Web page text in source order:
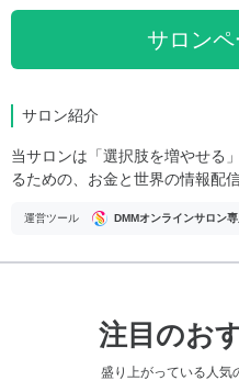
サロン
サロン紹介
当サロンは「選択肢を増やせる
るための、お金と世界の情報配
運営ツール DMMオンラインサロン
注目のお
盛り上がっている人気